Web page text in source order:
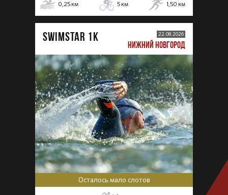
0,25 км 5 км 1,50 км
SWIMSTAR 1K 22.08.2026
НИЖНИЙ НОВГОРОД
Осталось мало слотов